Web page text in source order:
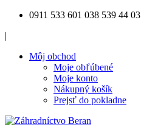
0911 533 601 038 539 44 03
|
Môj obchod
Moje obľúbené
Moje konto
Nákupný košík
Prejsť do pokladne